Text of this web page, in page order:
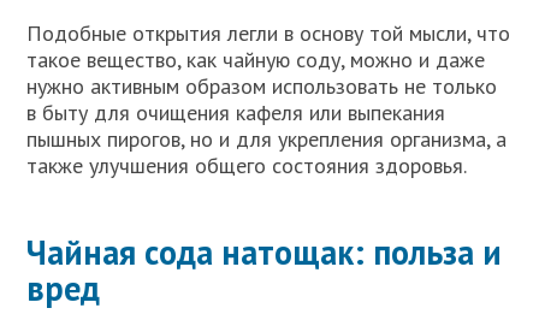
Подобные открытия легли в основу той мысли, что
такое вещество, как чайную соду, можно и даже
нужно активным образом использовать не только
в быту для очищения кафеля или выпекания
пышных пирогов, но и для укрепления организма, а
также улучшения общего состояния здоровья.
Чайная сода натощак: польза и
вред